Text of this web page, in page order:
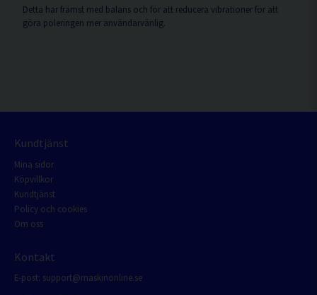
Detta har främst med balans och för att reducera vibrationer för att
göra poleringen mer användarvänlig.
Kundtjänst
Mina sidor
Köpvillkor
Kundtjänst
Policy och cookies
Om oss
Kontakt
E-post: support@maskinonline.se